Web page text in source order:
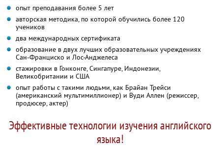
опыт преподавания более 5 лет
авторская методика, по которой обучились более 120
учеников
два международных сертификата
образование в двух лучших образовательных учреждениях
Сан-Франциско и Лос-Анджелеса
стажировки в Гонконге, Сингапуре, Индонезии,
Великобритании и США
опыт работы с такими людьми, как Брайан Трейси
(американский мультимиллионер) и Вуди Аллен (режиссер,
продюсер, актер)
Эффективные технологии изучения английского
языка!